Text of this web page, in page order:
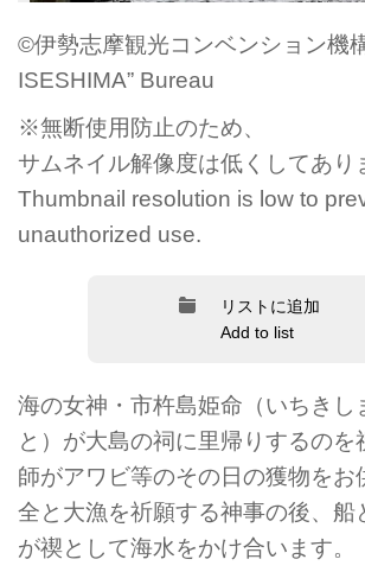
©伊勢志摩観光コンベンション機
ISESHIMA” Bureau
※無断使用防止のため、
サムネイル解像度は低くしてあり
Thumbnail resolution is low to
unauthorized use.
リストに追加
Add to list
海の女神・市杵島姫命（いちきし
と）が大島の祠に里帰りするのを
師がアワビ等のその日の獲物をお
全と大漁を祈願する神事の後、船
が禊として海水をかけ合います。